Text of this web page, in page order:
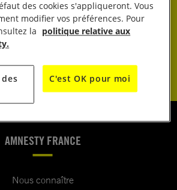
JE DONNE
JE M’ENGAGE
AMNESTY FRANCE
Nous connaître
des cookies s'appliqueront. Vous
modifier vos préférences. Pour
la politique relative aux
C'est OK pour moi